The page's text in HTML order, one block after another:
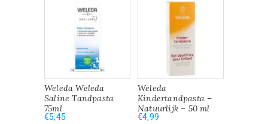
Weleda Weleda
Saline Tandpasta
75ml
€5,45
Weleda
Kindertandpasta –
Natuurlijk – 50 ml
€4,99